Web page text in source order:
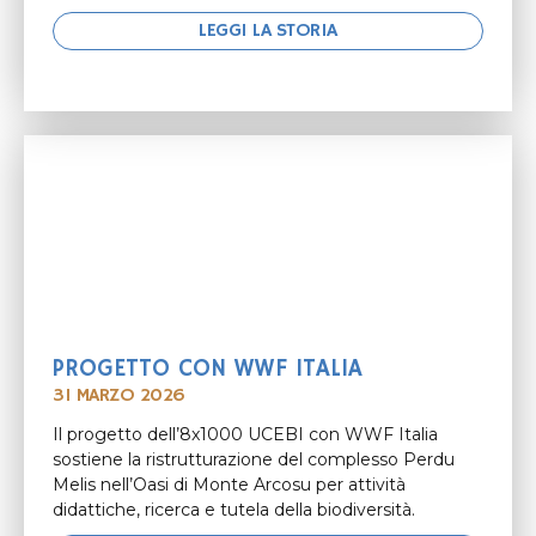
LEGGI LA STORIA
PROGETTO CON WWF ITALIA
31 MARZO 2026
Il progetto dell’8x1000 UCEBI con WWF Italia
sostiene la ristrutturazione del complesso Perdu
Melis nell’Oasi di Monte Arcosu per attività
didattiche, ricerca e tutela della biodiversità.